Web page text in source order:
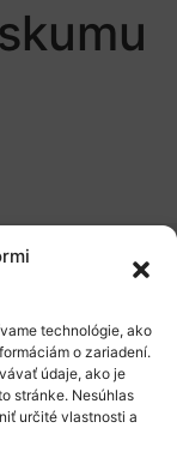
technológie, ako
o zariadení.
údaje, ako je
stránke. Nesúhlas
určité vlastnosti a